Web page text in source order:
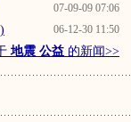
07-09-09 07:06
06-12-30 11:50
地震 公益 的新闻>>